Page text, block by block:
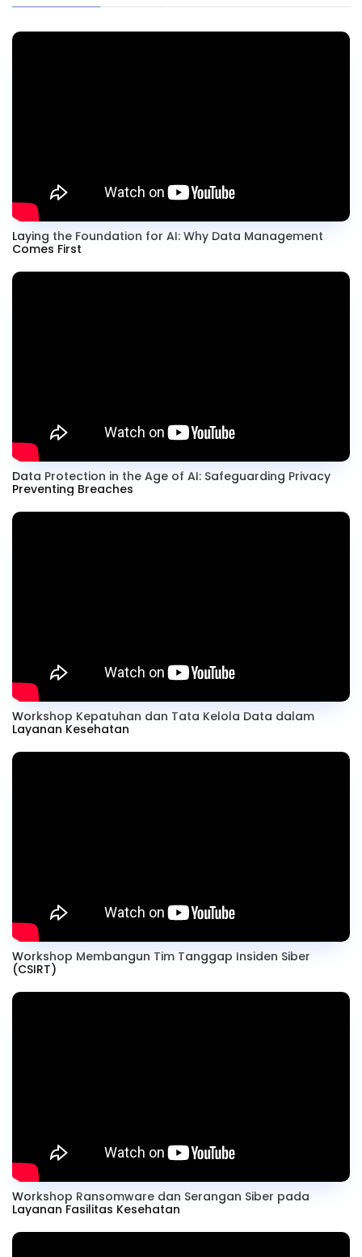
Laying the Foundation for AI: Why Data Management
Comes First
Data Protection in the Age of AI: Safeguarding Privacy
Preventing Breaches
Workshop Kepatuhan dan Tata Kelola Data dalam
Layanan Kesehatan
Workshop Membangun Tim Tanggap Insiden Siber
(CSIRT)
Workshop Ransomware dan Serangan Siber pada
Layanan Fasilitas Kesehatan